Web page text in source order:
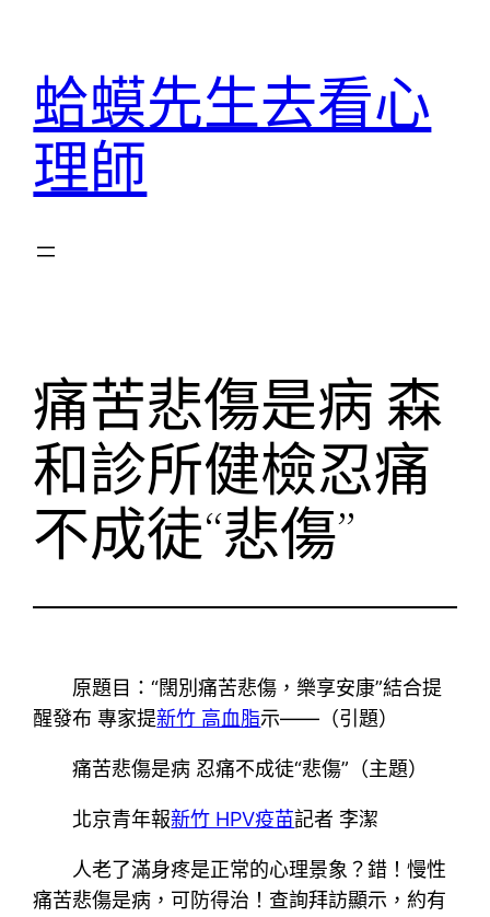
蛤蟆先生去看心
理師
痛苦悲傷是病 森
和診所健檢忍痛
不成徒“悲傷”
原題目：“闊別痛苦悲傷，樂享安康”結合提
醒發布 專家提新竹 高血脂示——（引題）
痛苦悲傷是病 忍痛不成徒“悲傷”（主題）
北京青年報新竹 HPV疫苗記者 李潔
人老了滿身疼是正常的心理景象？錯！慢性
痛苦悲傷是病，可防得治！查詢拜訪顯示，約有